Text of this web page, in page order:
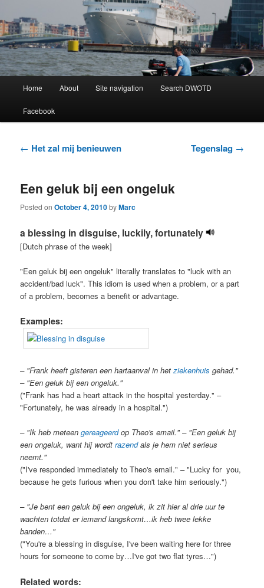
Dutch Word of the Day
Learning Dutch can be fun!
Skip
to
Skip
to
Home About Site navigation Search DWOTD
Facebook
Post
← Het zal mij benieuwen Tegenslag →
Een geluk bij een ongeluk
Posted onOctober 4, 2010byMarc
a blessing in disguise, luckily, fortunately
[Dutch phrase of the week]
"Een geluk bij een ongeluk" literally translates to "luck with an
accident/bad luck". This idiom is used when a problem, or a part
of a problem, becomes a benefit or advantage.
Examples:
– "Frank heeft gisteren een hartaanval in hetziekenhuis gehad."
– "Een geluk bij een ongeluk."
("Frank has had a heart attack in the hospital yesterday." –
"Fortunately, he was already in a hospital.")
– "Ik heb meteengereageerdop Theo's email." – "Een geluk bij
een ongeluk, want hij wordtrazendals je hem niet serieus
neemt."
("I've responded immediately to Theo's email." – "Lucky for you,
because he gets furious when you don't take him seriously.")
– "Je bent een geluk bij een ongeluk, ik zit hier al drie uur te
wachten totdat er iemand langskomt…ik heb twee lekke
banden…"
("You're a blessing in disguise, I've been waiting here for three
hours for someone to come by…I've got two flat tyres…")
Related words: